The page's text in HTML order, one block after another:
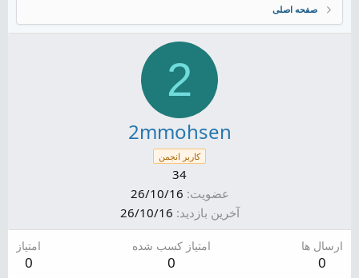
صفحه اصلی
2
2mmohsen
کاربر انجمن
34
عضویت 26/10/16
آخرین بازدید 26/10/16
ارسال ها
0
امتیاز کسب شده
0
امتیاز
0